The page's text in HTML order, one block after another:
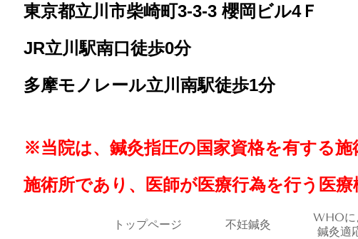
東京都立川市柴崎町3-3-3 櫻岡ビル4Ｆ
JR立川駅南口徒歩0分
多摩モノレール立川南駅徒歩1分
※当院は、鍼灸指圧の国家資格を有する施
施術所であり、医師が医療行為を行う医
トップページ 不妊鍼灸
WHOに
鍼灸適